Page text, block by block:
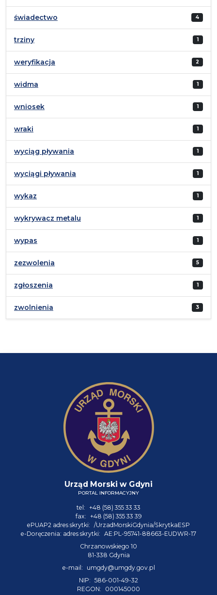
świadectwo 4
trziny 1
weryfikacja 2
widma 1
wniosek 1
wraki 1
wyciąg pływania 1
wyciągi pływania 1
wykaz 1
wykrywacz metalu 1
wypas 1
zezwolenia 5
zgłoszenia 1
zwolnienia 3
Urząd Morski w Gdyni
PORTAL INFORMACYJNY
tel: +48 (58) 355 33 33
fax: +48 (58) 355 33 39
ePUAP2 adres skrytki: /UrzadMorskiGdynia/SkrytkaESP
e-Doręczenia: adres skrytki: AE:PL-95741-88663-EUDWR-17
Chrzanowskiego 10
81-338 Gdynia
e-mail:
umgdy@umgdy.gov.pl
NIP: 586-001-49-32
REGON:
000145000